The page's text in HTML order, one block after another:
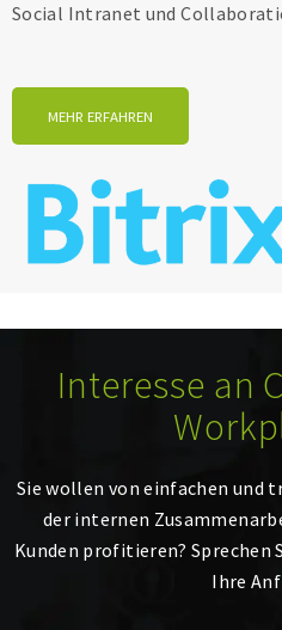
Social Intranet und
MEHR ERFAHREN
Interesse an
Sie wollen von einfachen und
der internen
Kunden profitieren? Sprechen
Ihre